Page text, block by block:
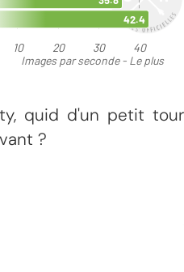
quid d'un petit tour
?